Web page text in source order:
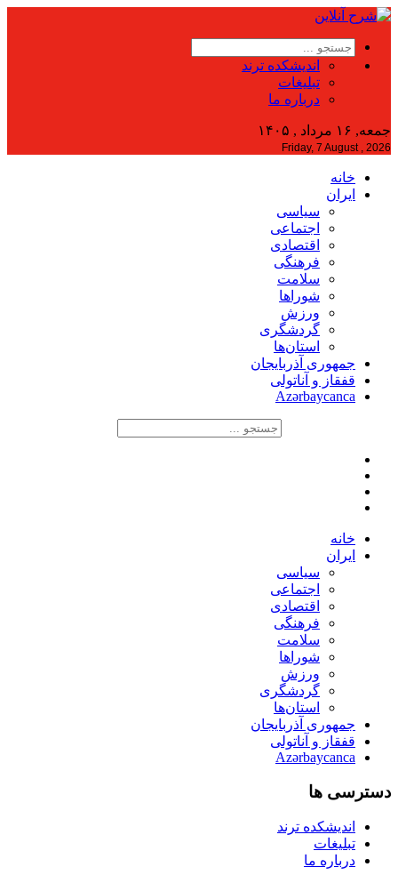
اندیشکده ترند
تبلیغات
درباره ما
جمعه, ۱۶ مرداد , ۱۴۰۵
Friday, 7 August , 2026
خانه
ایران
سیاسی
اجتماعی
اقتصادی
فرهنگی
سلامت
شوراها
ورزش
گردشگری
استان‌ها
جمهوری آذربایجان
قفقاز و آناتولی
Azərbaycanca
خانه
ایران
سیاسی
اجتماعی
اقتصادی
فرهنگی
سلامت
شوراها
ورزش
گردشگری
استان‌ها
جمهوری آذربایجان
قفقاز و آناتولی
Azərbaycanca
دسترسی ها
اندیشکده ترند
تبلیغات
درباره ما